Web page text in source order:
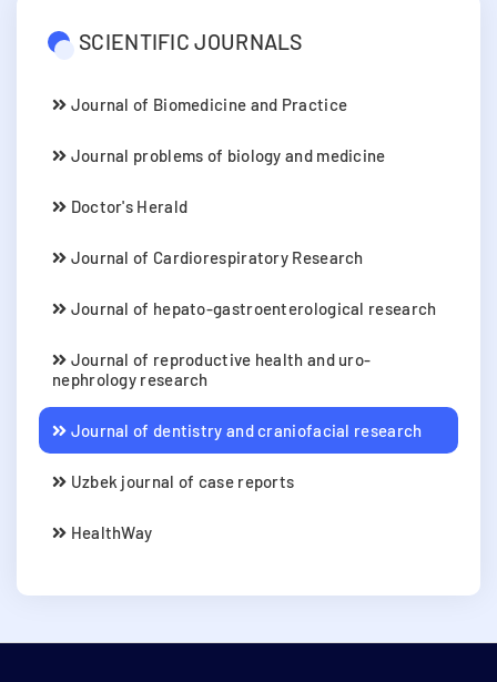
SCIENTIFIC JOURNALS
Journal of Biomedicine and Practice
Journal problems of biology and medicine
Doctor's Herald
Journal of Cardiorespiratory Research
Journal of hepato-gastroenterological research
Journal of reproductive health and uro-
nephrology research
Journal of dentistry and craniofacial research
Uzbek journal of case reports
HealthWay